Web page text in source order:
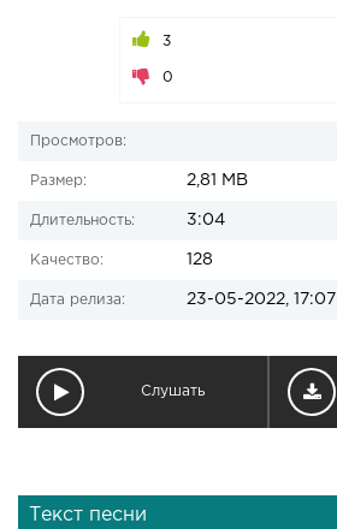
3
0
Просмотров:
Размер: 2,81 MB
Длительность: 3:04
Качество: 128
Дата релиза: 23-05-2022, 17:07
Слушать
Текст песни